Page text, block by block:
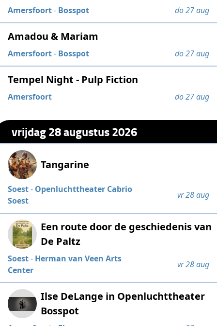
Amersfoort- Bosspot do 27 aug
Amadou & Mariam
Amersfoort- Bosspot do 27 aug
Tempel Night - Pulp Fiction
Amersfoort do 27 aug
vrijdag 28 augustus 2026
Tangarine
Soest- Openluchttheater Cabrio
Soest
vr 28 aug
Een route door de geschiedenis van
De Paltz
Soest- Herman van Veen Arts
Center
vr 28 aug
Ilse DeLange in Openluchttheater
Bosspot